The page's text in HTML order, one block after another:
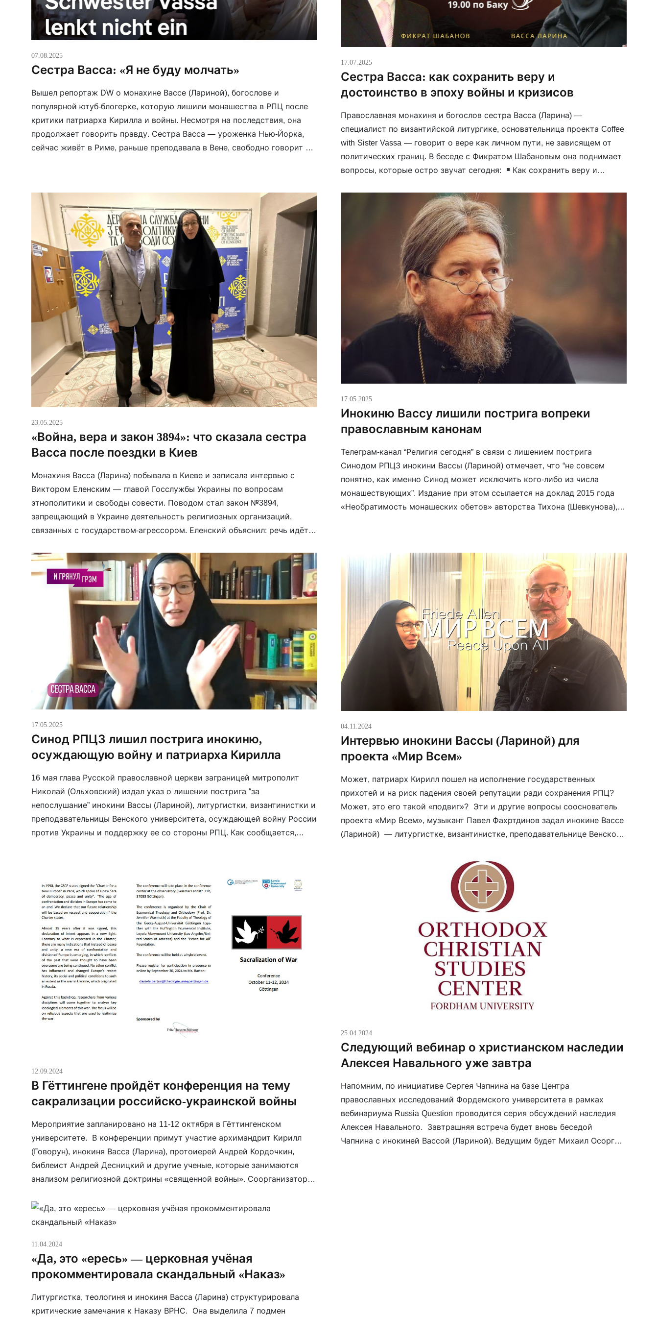
07.08.2025
Сестра Васса: «Я не буду молчать»
Вышел репортаж DW о монахине Вассе (Лариной), богослове и
популярной ютуб-блогерке, которую лишили монашества в РПЦ после
критики патриарха Кирилла и войны. Несмотря на последствия, она
продолжает говорить правду. Сестра Васса — уроженка Нью-Йорка,
сейчас живёт в Риме, раньше преподавала в Вене, свободно говорит на
17.07.2025
Сестра Васса: как сохранить веру и
достоинство в эпоху войны и кризисов
Православная монахиня и богослов сестра Васса (Ларина) —
специалист по византийской литургике, основательница проекта Coffee
with Sister Vassa — говорит о вере как личном пути, не зависящем от
политических границ. В беседе с Фикратом Шабановым она поднимает
вопросы, которые остро звучат сегодня:
Как сохранить веру и
23.05.2025
«Война, вера и закон 3894»: что сказала сестра
Васса после поездки в Киев
Монахиня Васса (Ларина) побывала в Киеве и записала интервью с
Виктором Еленским — главой Госслужбы Украины по вопросам
этнополитики и свободы совести. Поводом стал закон №3894,
запрещающий в Украине деятельность религиозных организаций,
связанных с государством-агрессором. Еленский объяснил: речь идёт
Московским патриархатом, который, по его […]
17.05.2025
Инокиню Вассу лишили пострига вопреки
православным канонам
Телеграм-канал “Религия сегодня” в связи с лишением пострига
Синодом РПЦЗ инокини Вассы (Лариной) отмечает, что “не совсем
понятно, как именно Синод может исключить кого-либо из числа
монашествующих”. Издание при этом ссылается на доклад 2015 года
«Необратимость монашеских обетов» авторства Тихона (Шевкунова),
17.05.2025
Синод РПЦЗ лишил пострига инокиню,
осуждающую войну и патриарха Кирилла
16 мая глава Русской православной церкви заграницей митрополит
Николай (Ольховский) издал указ о лишении пострига “за
непослушание” инокини Вассы (Лариной), литургистки, византинистки и
преподавательницы Венского университета, осуждающей войну России
против Украины и поддержку ее со стороны РПЦ. Как сообщается,
04.11.2024
Интервью инокини Вассы (Лариной) для
проекта «Мир Всем»
Может, патриарх Кирилл пошел на исполнение государственных
прихотей и на риск падения своей репутации ради сохранения РПЦ?
Может, это его такой «подвиг»? Эти и другие вопросы сооснователь
проекта «Мир Всем», музыкант Павел Фахртдинов задал инокине Вассе
(Лариной) — литургистке, византинистке, преподавательнице Венского
12.09.2024
В Гёттингене пройдёт конференция на тему
сакрализации российско-украинской войны
Мероприятие запланировано на 11-12 октября в Гёттингенском
университете. В конференции примут участие архимандрит Кирилл
(Говорун), инокиня Васса (Ларина), протоиерей Андрей Кордочкин,
библеист Андрей Десницкий и другие ученые, которые занимаются
анализом религиозной доктрины «священной войны». Соорганизатор
священников, отстранённых от служения за свою антивоенную
позицию. Программа доступна по ссылке.
25.04.2024
Следующий вебинар о христианском наследии
Алексея Навального уже завтра
Напомним, по инициативе Сергея Чапнина на базе Центра
православных исследований Фордемского университета в рамках
вебинариума Russia Question проводится серия обсуждений наследия
Алексея Навального. Завтрашняя встреча будет вновь беседой
Чапнина с инокиней Вассой (Лариной). Ведущим будет Михаил Осоргин.
11.04.2024
«Да, это «ересь» — церковная учёная
прокомментировала скандальный «Наказ»
Литургистка, теологиня и инокиня Васса (Ларина) структурировала
критические замечания к Наказу ВРНС. Она выделила 7 подмен